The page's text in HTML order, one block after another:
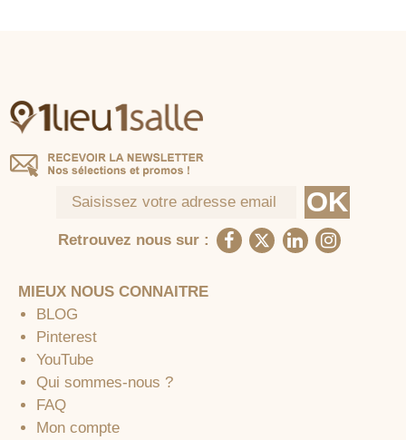
Retrouvez nous sur :
MIEUX NOUS CONNAITRE
BLOG
Pinterest
YouTube
Qui sommes-nous ?
FAQ
Mon compte